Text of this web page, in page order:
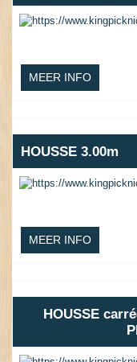
MEER INFO
HOUSSE 3.00m
MEER INFO
HOUSSE